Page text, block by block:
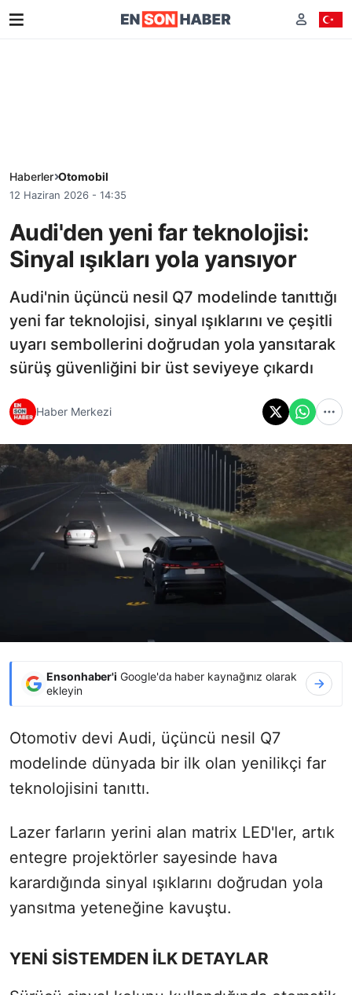
Haberler Otomobil
12 Haziran 2026 - 14:35
Audi'den yeni far teknolojisi:
Sinyal ışıkları yola yansıyor
Audi'nin üçüncü nesil Q7 modelinde tanıttığı
yeni far teknolojisi, sinyal ışıklarını ve çeşitli
uyarı sembollerini doğrudan yola yansıtarak
sürüş güvenliğini bir üst seviyeye çıkardı
Haber Merkezi
Ensonhaber'i Google'da haber kaynağınız olarak
ekleyin
Otomotiv devi Audi, üçüncü nesil Q7
modelinde dünyada bir ilk olan yenilikçi far
teknolojisini tanıttı.
Lazer farların yerini alan matrix LED'ler, artık
entegre projektörler sayesinde hava
karardığında sinyal ışıklarını doğrudan yola
yansıtma yeteneğine kavuştu.
YENİ SİSTEMDEN İLK DETAYLAR